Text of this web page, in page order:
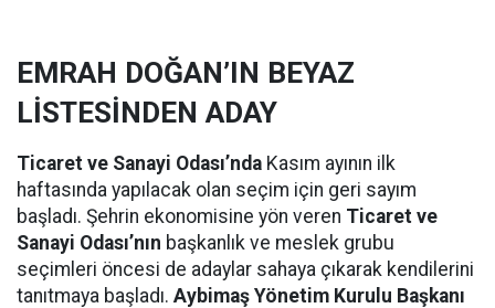
EMRAH DOĞAN’IN BEYAZ
LİSTESİNDEN ADAY
Ticaret ve Sanayi Odası’nda Kasım ayının ilk
haftasında yapılacak olan seçim için geri sayım
başladı. Şehrin ekonomisine yön veren Ticaret ve
Sanayi Odası’nın başkanlık ve meslek grubu
seçimleri öncesi de adaylar sahaya çıkarak kendilerini
tanıtmaya başladı. Aybimaş Yönetim Kurulu Başkanı